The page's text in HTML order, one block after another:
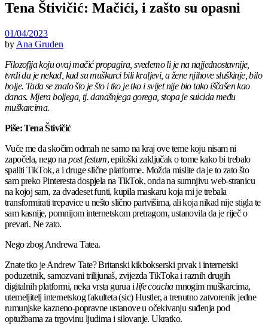
Tena Štivičić: Mačići, i zašto su opasni
01/04/2023
by Ana Gruden
Filozofija koju ovaj mačić propagira, svedemo li je na najjednostavnije,
tvrdi da je nekad, kad su muškarci bili kraljevi, a žene njihove sluškinje, bilo
bolje. Tada se znalo što je što i tko je tko i svijet nije bio tako iščašen kao
danas. Mjera boljega, tj. današnjega gorega, stopa je suicida među
muškarcima.
Piše: Tena Štivičić
Vuče me da skočim odmah ne samo na kraj ove teme koju nisam ni
započela, nego napost festum, epiloški zaključak o tome kako bi trebalo
spaliti TikTok, a i druge slične platforme. Možda mislite da je to zato što
sam preko Pinteresta dospjela na TikTok, onda na sumnjivu web-stranicu
na kojoj sam, za dvadeset funti, kupila maskaru koja mi je trebala
transformirati trepavice u nešto slično partvišima, ali koja nikad nije stigla te
sam kasnije, pomnijom internetskom pretragom, ustanovila da je riječ o
prevari. Ne zato.
Nego zbog Andrewa Tatea.
Znate tko je Andrew Tate? Britanski kikbokserski prvak i internetski
poduzetnik, samozvani trilijunaš, zvijezda TikToka i raznih drugih
digitalnih platformi, neka vrsta gurua i life coachamnogim muškarcima,
utemeljitelj internetskog fakulteta (sic) Hustler, a trenutno zatvorenik jedne
rumunjske kazneno-popravne ustanove u očekivanju suđenja pod
optužbama za trgovinu ljudima i silovanje. Ukratko.